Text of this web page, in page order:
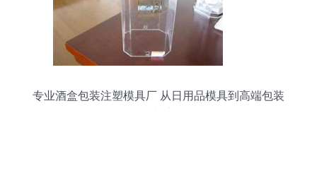
专业酒盒包装注塑模具厂 从日用品模具到高端包装